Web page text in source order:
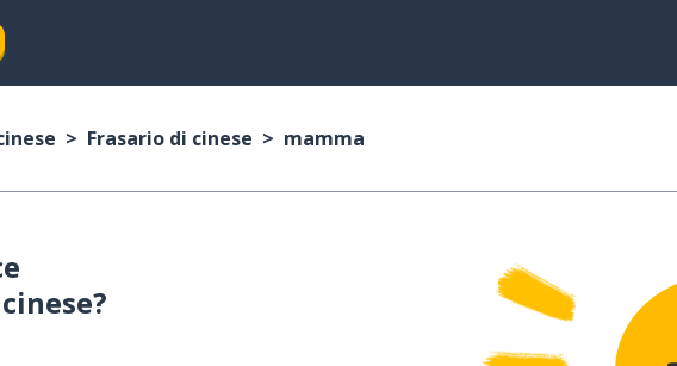
Frasario di cinese mamma